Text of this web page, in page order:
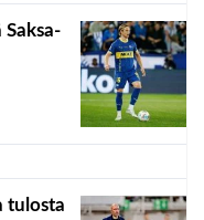
tulosta